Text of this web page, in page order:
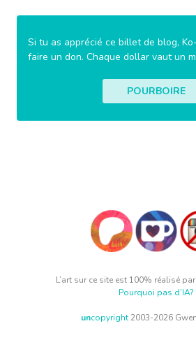
Si tu as apprécié ce billet de blog,
faire un don. Chaque dollar vaut un
POURBOIRE
L’art sur ce site est 100% réalisé
Pourquoi pas d’IA?
uncopyright2003-2026